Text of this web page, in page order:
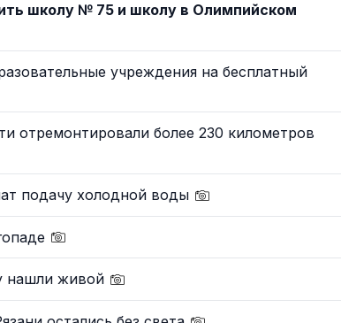
школу № 75 и школу в Олимпийском
учреждения на бесплатный
отремонтировали более 230 километров
подачу холодной воды
нашли живой